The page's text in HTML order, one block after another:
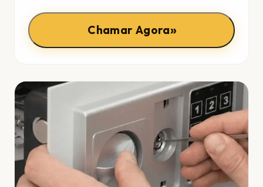
Chamar Agora»